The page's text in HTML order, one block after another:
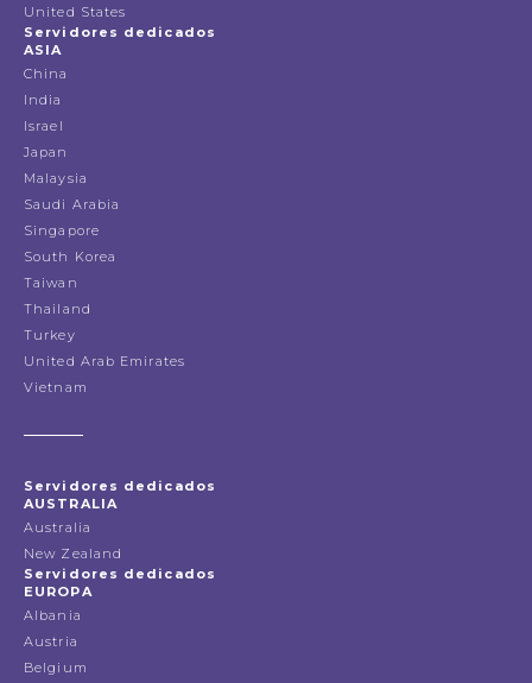
United States
Servidores dedicados
ASIA
China
India
Israel
Japan
Malaysia
Saudi Arabia
Singapore
South Korea
Taiwan
Thailand
Turkey
United Arab Emirates
Vietnam
Servidores dedicados
AUSTRALIA
Australia
New Zealand
Servidores dedicados
EUROPA
Albania
Austria
Belgium